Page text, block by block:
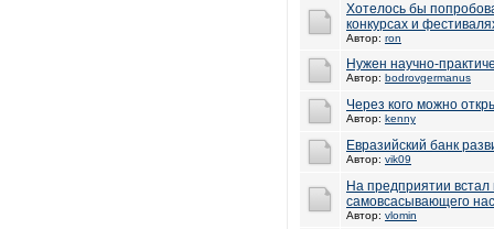
Хотелось бы
конкурсах и
Автор: ron
Нужен научно-
Автор: bodrovgermanus
Через кого можно
Автор: kenny
Евразийский банк
Автор: vik09
На предприятии встал
самовсасывающего
Автор: vlomin